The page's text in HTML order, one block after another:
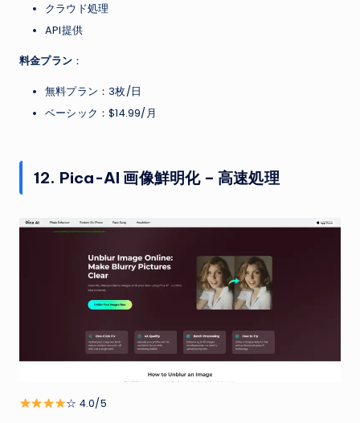
クラウド処理
API提供
料金プラン ：
無料プラン：3枚/日
ベーシック：$14.99/月
12. Pica-AI 画像鮮明化 – 高速処理
☆ 4.0/5